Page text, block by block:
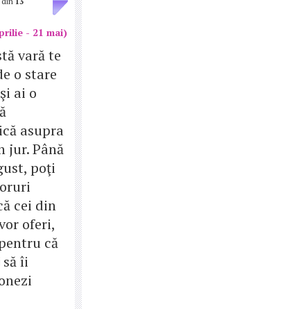
- 21 mai)
vară te
o stare
ai o
asupra
jur. Până
poţi
cei din
oferi,
că
îi